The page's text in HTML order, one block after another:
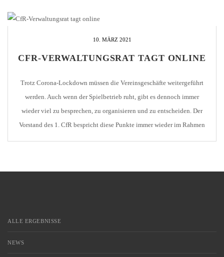
10. MÄRZ 2021
CFR-VERWALTUNGSRAT TAGT ONLINE
Trotz Corona-Lockdown müssen die Vereinsgeschäfte weitergeführt
werden. Auch wenn der Spielbetrieb ruht, gibt es dennoch immer
wieder viel zu besprechen, zu organisieren und zu entscheiden. Der
Vorstand des 1. CfR bespricht diese Punkte immer wieder im Rahmen
ALLE ERGEBNISSE
NEWS